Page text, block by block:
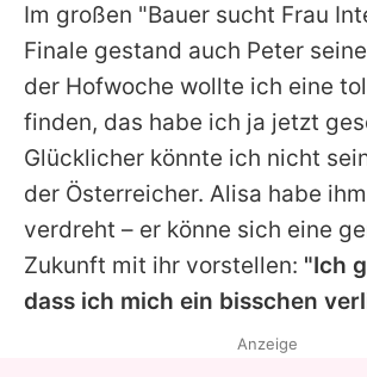
Im großen "Bauer sucht Frau
Finale gestand auch Peter
der Hofwoche wollte ich eine
finden, das habe ich ja jetzt
Glücklicher könnte ich nicht
der Österreicher. Alisa habe
verdreht – er könne sich eine
Zukunft mit ihr vorstellen: "Ich
dass ich mich ein bisschen
Anzeige